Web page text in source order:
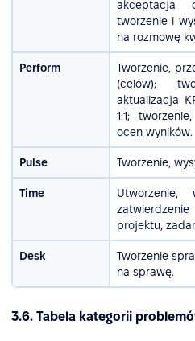
akceptacja
tworzenie i
na rozmowę
Perform
Tworzenie,
(celów);
aktualizacja
1:1;
ocen wyników.
Pulse Tworzenie,
Time
Utworzenie,
projektu,
Desk
Tworzenie
na sprawę.
3.6. Tabela kategorii